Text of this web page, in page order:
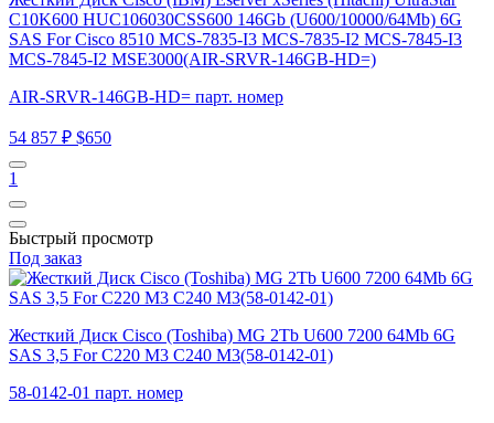
C10K600 HUC106030CSS600 146Gb (U600/10000/64Mb) 6G
SAS For Cisco 8510 MCS-7835-I3 MCS-7835-I2 MCS-7845-I3
MCS-7845-I2 MSE3000(AIR-SRVR-146GB-HD=)
AIR-SRVR-146GB-HD= парт. номер
54 857 ₽ $650
1
Быстрый просмотр
Под заказ
Жесткий Диск Cisco (Toshiba) MG 2Tb U600 7200 64Mb 6G
SAS 3,5 For C220 M3 C240 M3(58-0142-01)
58-0142-01 парт. номер